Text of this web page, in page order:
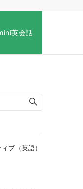
英会話
ブ（英語）